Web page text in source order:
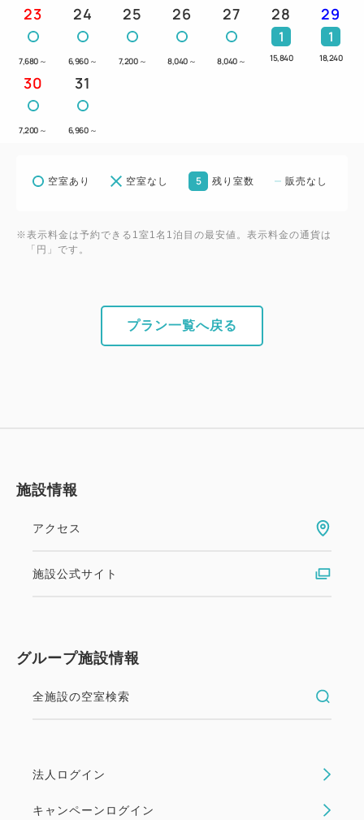
23
7,680 ～
24
6,960 ～
25
7,200 ～
26
8,040 ～
27
8,040 ～
28
1
15,840
29
1
18,240
30
7,200 ～
31
6,960 ～
空室あり 空室なし 5 残り室数 販売なし
※表示料金は予約できる1室1名1泊目の最安値。表示料金の通貨は
「円」です。
プラン一覧へ戻る
施設情報
アクセス
施設公式サイト
グループ施設情報
全施設の空室検索
法人ログイン
キャンペーンログイン